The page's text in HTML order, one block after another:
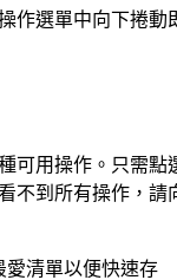
作選單中向下捲動
可用操作。只需點
不到所有操作，請
愛清單以便快速存